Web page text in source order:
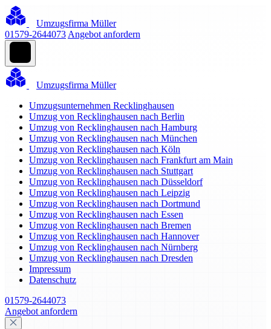
Umzugsfirma Müller
01579-2644073 Angebot anfordern
Umzugsfirma Müller
Umzugsunternehmen Recklinghausen
Umzug von Recklinghausen nach Berlin
Umzug von Recklinghausen nach Hamburg
Umzug von Recklinghausen nach München
Umzug von Recklinghausen nach Köln
Umzug von Recklinghausen nach Frankfurt am Main
Umzug von Recklinghausen nach Stuttgart
Umzug von Recklinghausen nach Düsseldorf
Umzug von Recklinghausen nach Leipzig
Umzug von Recklinghausen nach Dortmund
Umzug von Recklinghausen nach Essen
Umzug von Recklinghausen nach Bremen
Umzug von Recklinghausen nach Hannover
Umzug von Recklinghausen nach Nürnberg
Umzug von Recklinghausen nach Dresden
Impressum
Datenschutz
01579-2644073
Angebot anfordern